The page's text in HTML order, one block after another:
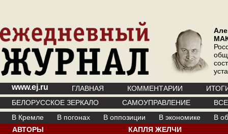
www.ej.ru ГЛАВНАЯ КОММЕНТАРИИ
БЕЛОРУССКОЕ ЗЕРКАЛО
САМОУПРАВЛЕНИЕ
В Кремле
В погонах В оппозиции В экономике
В
АВТОРЫ
КАПЛЯ ЖЕЛЧИ